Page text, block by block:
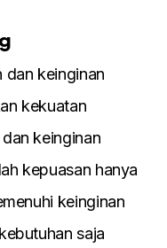
dan keinginan
kekuatan
keinginan
kepuasan hanya
keinginan
saja